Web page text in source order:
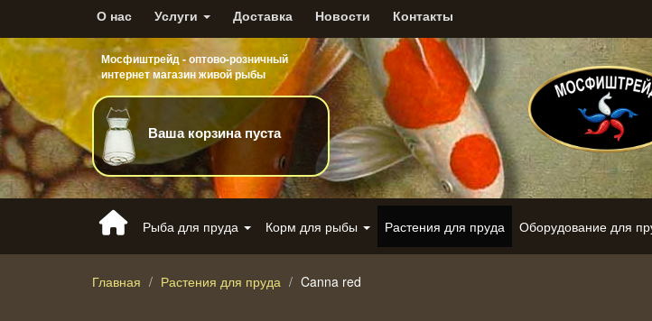
О нас Услуги Доставка Новости Контакты
Мосфиштрейд - оптово-розничный
интернет магазин живой рыбы
Ваша корзина пуста
Рыба для пруда Корм для рыбы Растения для пруда Оборудование для
Главная Растения для пруда Canna red